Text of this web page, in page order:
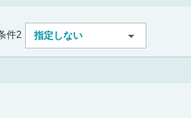
件2 指定しない